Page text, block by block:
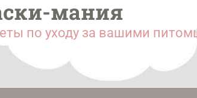
мания
по уходу за вашими